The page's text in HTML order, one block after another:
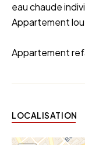
eau chaude
Appartement
Appartement
LOCALISATION